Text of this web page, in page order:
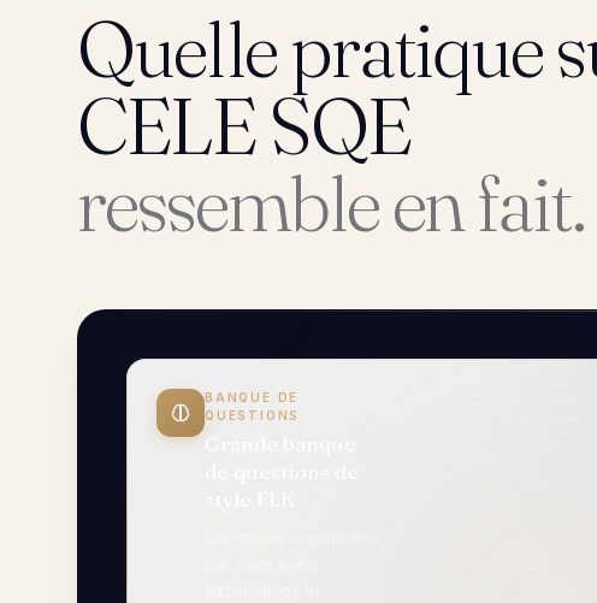
Quelle pratique
CELE SQE
ressemble en fait.
BANQUE DE QUESTIONS
Grande banque de questions de style